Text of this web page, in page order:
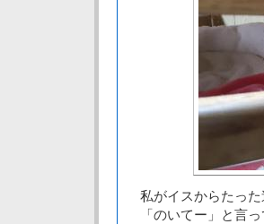
私がイスからたった
「のいてー」と言っ